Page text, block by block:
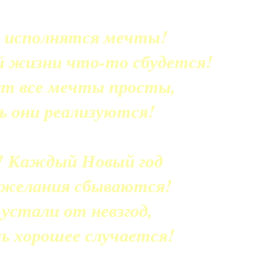
исполнятся мечты!
жизни что-то сбудется!
все мечты просты,
они реализуются!
Каждый Новый год
сбываются!
от невзгод,
хорошее случается!